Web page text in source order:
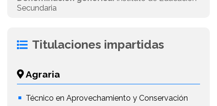
Secundaria
Titulaciones impartidas
Agraria
Técnico en Aprovechamiento y Conservación